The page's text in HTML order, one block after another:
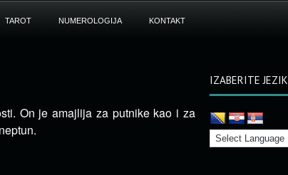
TAROT NUMEROLOGIJA KONTAKT
On je amajlija za putnike kao i za
IZABERITE JEZIK